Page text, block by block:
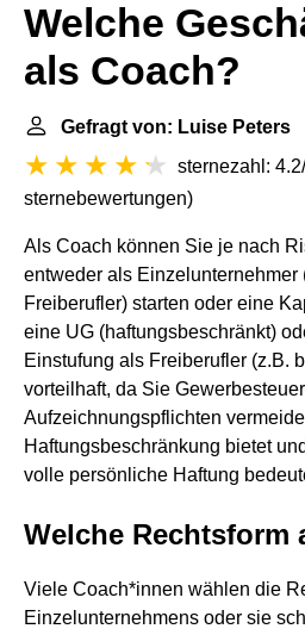
Welche
als Coach?
Gefragt von: Luise Peters
sternezahl:
sternebewertungen)
Als Coach können Sie je nach
entweder als Einzelunternehmer
Freiberufler) starten oder eine
eine UG (haftungsbeschränkt)
Einstufung als Freiberufler (z.B.
vorteilhaft, da Sie
Aufzeichnungspflichten
Haftungsbeschränkung bietet
volle persönliche Haftung
Welche Rechtsform
Viele Coach*innen wählen die
Einzelunternehmens oder sie